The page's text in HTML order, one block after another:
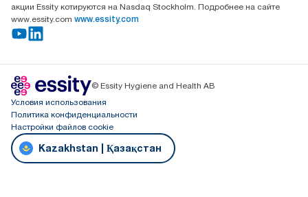
акции Essity котируются на Nasdaq Stockholm. Подробнее на сайте
www.essity.com www.essity.com
© Essity Hygiene and Health AB
Условия использования
Политика конфиденциальности
Настройки файлов cookie
Kazakhstan | Қазақстан